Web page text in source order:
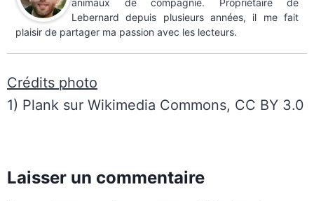
animaux de compagnie. Propriétaire de
Lebernard depuis plusieurs années, il me fait
plaisir de partager ma passion avec les lecteurs.
Crédits photo
1) Plank sur Wikimedia Commons, CC BY 3.0
Laisser un commentaire